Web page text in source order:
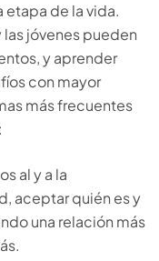
etapa de la vida.
jóvenes pueden
y aprender
con mayor
más frecuentes
al y a la
aceptar quién es y
una relación más